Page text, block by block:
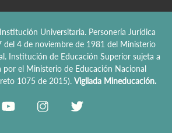
Universitaria. Personería Jurídica
del 4 de noviembre de 1981 del Ministerio
Institución de Educación Superior sujeta a
por el Ministerio de Educación Nacional
1075 de 2015). Vigilada Mineducación.